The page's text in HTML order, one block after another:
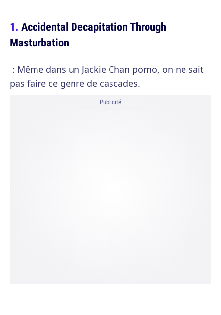
Accidental Decapitation Through
Masturbation
: Même dans un Jackie Chan porno, on ne sait
pas faire ce genre de cascades.
Publicité